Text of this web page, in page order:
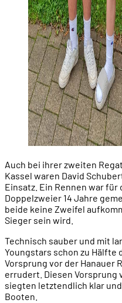
Auch bei ihrer zweiten
Kassel waren David
Einsatz. Ein Rennen war
Doppelzweier 14 Jahre
beide keine Zweifel
Sieger sein wird.
Technisch sauber und mit
Youngstars schon zu
Vorsprung vor der Hanauer
errudert. Diesen Vorsprung
siegten letztendlich klar
Booten.